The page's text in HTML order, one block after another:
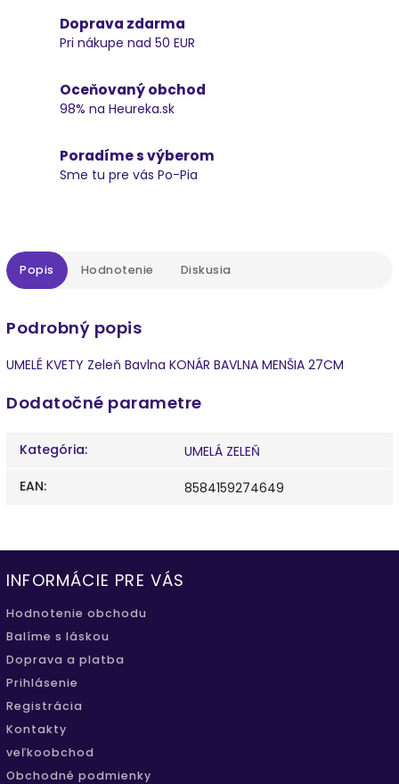
Doprava zdarma
Pri nákupe nad 50 EUR
Oceňovaný obchod
98% na Heureka.sk
Poradíme s výberom
Sme tu pre vás Po-Pia
Popis Hodnotenie Diskusia
Podrobný popis
UMELÉ KVETY Zeleň Bavlna KONÁR BAVLNA MENŠIA 27CM
Dodatočné parametre
Kategória:
UMELÁ ZELEŇ
EAN: 8584159274649
INFORMÁCIE PRE VÁS
Hodnotenie obchodu
Balíme s láskou
Doprava a platba
Prihlásenie
Registrácia
Kontakty
veľkoobchod
Obchodné podmienky